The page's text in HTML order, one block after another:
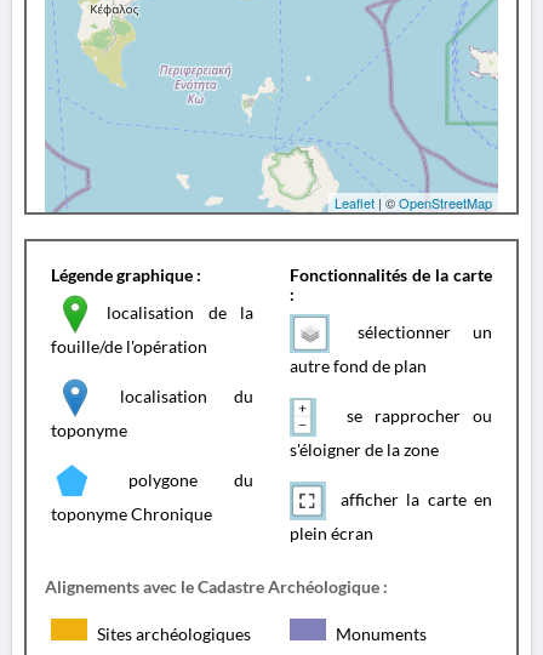
Leaflet | ©OpenStreetMap
Légende graphique :
localisation de la
fouille/de l'opération
localisation du
toponyme
polygone du
toponyme Chronique
Fonctionnalités de la carte
:
sélectionner un
autre fond de plan
se rapprocher ou
s'éloigner de la zone
afficher la carte en
plein écran
Alignements avec le Cadastre Archéologique :
Sites archéologiques Monuments